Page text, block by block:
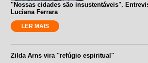
"Nossas cidades são insustentáveis".
Luciana Ferrara
LER MAIS
Zilda Arns vira "refúgio espiritual"